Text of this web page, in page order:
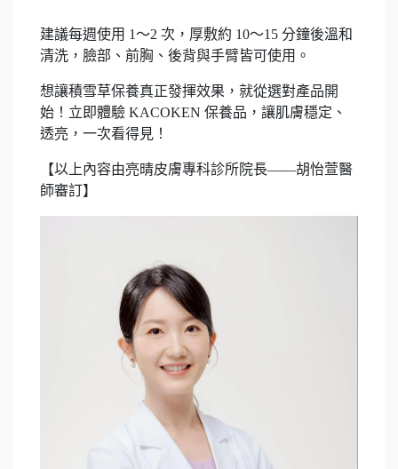
建議每週使用 1～2 次，厚敷約 10～15 分鐘後溫和
清洗，臉部、前胸、後背與手臂皆可使用。
想讓積雪草保養真正發揮效果，就從選對產品開
始！立即體驗 KACOKEN 保養品，讓肌膚穩定、
透亮，一次看得見！
【以上內容由亮晴皮膚專科診所院長――胡怡萱醫
師審訂】